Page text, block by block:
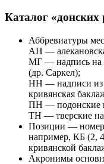
Каталог «донских
Аббревиатуры
АН —
МГ — надпись на
(др. Саркел);
НН — надписи из
кривянская
ПН — подонские
ТН — тверские
Позиции —
например, КБ (2,
кривянской
Акронимы